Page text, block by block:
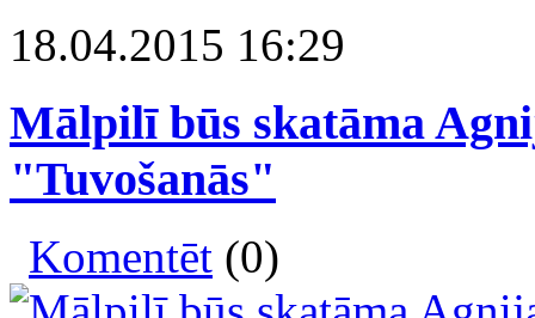
18.04.2015 16:29
Mālpilī būs skatāma
"Tuvošanās"
Komentēt (0)